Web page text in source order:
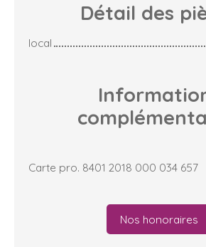
Détail des
local
Carte pro. 8401 2018 000 034 657
Nos honoraires